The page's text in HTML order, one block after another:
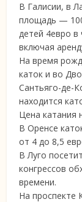
В Галисии, в
площадь —
детей 4евро
включая
На время
каток и во
Сантьяго-де-
находится
Цена катания
В Оренсе
от 4 до 8,5
В Луго
конгрессов
времени.
На проспекте